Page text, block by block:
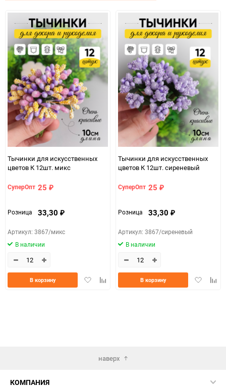
Количество в коробке 1 200
Единица измерения набор
Тычинки для искусственных
цветов К 12шт. микс
СуперОпт 25 ₽
Розница 33,30 ₽
Артикул: 3867/микс
В наличии
ДобавитьДобавить
В корзину
Тычинки для искусственных
цветов К 12шт. сиреневый
СуперОпт 25 ₽
Розница 33,30 ₽
Артикул: 3867/сиреневый
В наличии
Добавить
В корзину
наверх
КОМПАНИЯ